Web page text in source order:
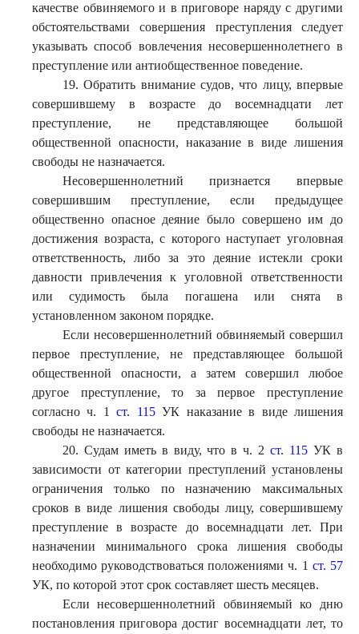
качестве обвиняемого и в приговоре наряду с другими
обстоятельствами совершения преступления следует
указывать способ вовлечения несовершеннолетнего в
преступление или антиобщественное поведение.
19. Обратить внимание судов, что лицу, впервые
совершившему в возрасте до восемнадцати лет
преступление, не представляющее большой
общественной опасности, наказание в виде лишения
свободы не назначается.
Несовершеннолетний признается впервые
совершившим преступление, если предыдущее
общественно опасное деяние было совершено им до
достижения возраста, с которого наступает уголовная
ответственность, либо за это деяние истекли сроки
давности привлечения к уголовной ответственности
или судимость была погашена или снята в
установленном законом порядке.
Если несовершеннолетний обвиняемый совершил
первое преступление, не представляющее большой
общественной опасности, а затем совершил любое
другое преступление, то за первое преступление
согласно ч. 1ст. 115УК наказание в виде лишения
свободы не назначается.
20. Судам иметь в виду, что в ч. 2ст. 115 УК в
зависимости от категории преступлений установлены
ограничения только по назначению максимальных
сроков в виде лишения свободы лицу, совершившему
преступление в возрасте до восемнадцати лет. При
назначении минимального срока лишения свободы
необходимо руководствоваться положениями ч. 1 ст. 57
УК, по которой этот срок составляет шесть месяцев.
Если несовершеннолетний обвиняемый ко дню
постановления приговора достиг восемнадцати лет, то